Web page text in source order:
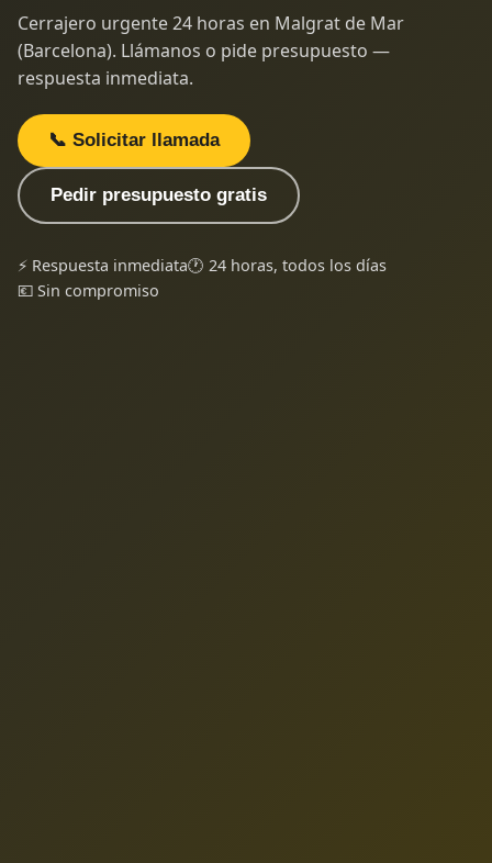
Cerrajero urgente 24 horas en Malgrat de Mar
(Barcelona). Llámanos o pide presupuesto —
respuesta inmediata.
📞 Solicitar llamada
Pedir presupuesto gratis
⚡ Respuesta inmediata🕐 24 horas, todos los días
💶 Sin compromiso